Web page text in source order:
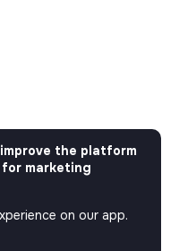
the platform
marketing
on our app.